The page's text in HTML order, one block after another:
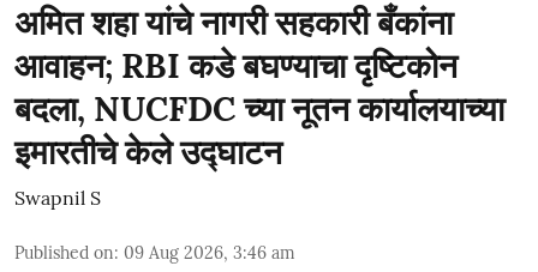
अमित शहा यांचे नागरी सहकारी बँकांना
आवाहन; RBI कडे बघण्याचा दृष्टिकोन
बदला, NUCFDC च्या नूतन कार्यालयाच्या
इमारतीचे केले उद्घाटन
Swapnil S
Published on: 09 Aug 2026, 3:46 am